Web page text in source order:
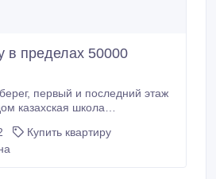
в пределах 50000
казахская школа
Купить квартиру